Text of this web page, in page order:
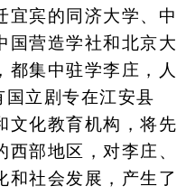
宾的同济大学、中
国营造学社和北京大
都集中驻学李庄，人
立剧专在江安县
文化教育机构，将先
部地区，对李庄、
和社会发展，产生了